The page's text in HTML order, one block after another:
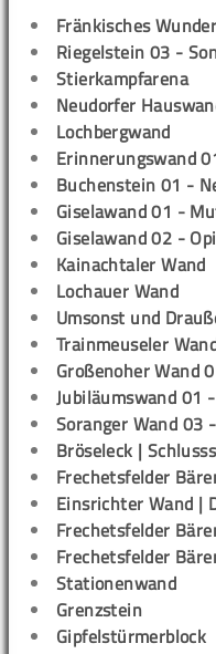
Fränkisches
Riegelstein 03 -
Stierkampfarena
Neudorfer
Lochbergwand
Erinnerungswand
Buchenstein 01 -
Giselawand 01 -
Giselawand 02 -
Kainachtaler Wand
Lochauer Wand
Umsonst und
Trainmeuseler
Großenoher Wand
Jubiläumswand 01
Soranger Wand 03
Bröseleck |
Frechetsfelder
Einsrichter Wand |
Frechetsfelder
Frechetsfelder
Stationenwand
Grenzstein
Gipfelstürmerblock